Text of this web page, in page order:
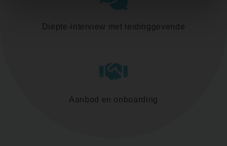
Diepte-interview met leidinggevende
Aanbod en onboarding